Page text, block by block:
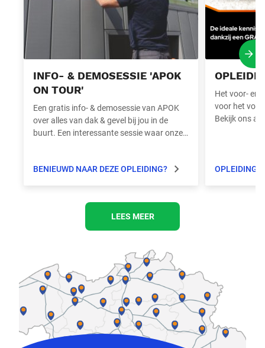
INFO- & DEMOSESSIE 'APOK
ON TOUR'
Een gratis info- & demosessie van APOK
over alles van dak & gevel bij jou in de
buurt. Een interessante sessie waar onze
BENIEUWD NAAR DEZE OPLEIDING?
Het voor- en
voor het
Bekijk ons
LEES MEER